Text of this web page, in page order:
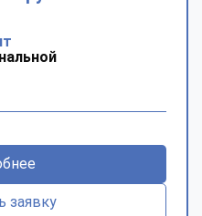
заявку